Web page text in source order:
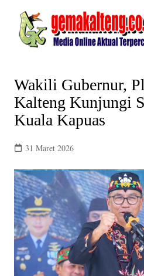
content
Wakili Gubernur,
Kalteng Kunjungi
Kuala Kapuas
31 Maret 2026